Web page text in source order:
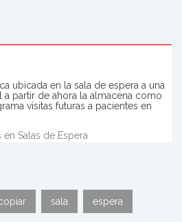
ubicada en la sala de espera a una
a partir de ahora la almacena como
visitas futuras a pacientes en
Salas de Espera
sala espera